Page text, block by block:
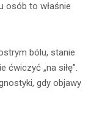
osób to właśnie
bólu, stanie
ćwiczyć „na siłę”.
gdy objawy